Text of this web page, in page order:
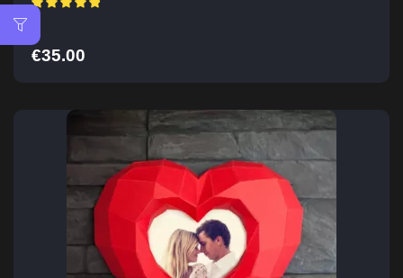
€35.00